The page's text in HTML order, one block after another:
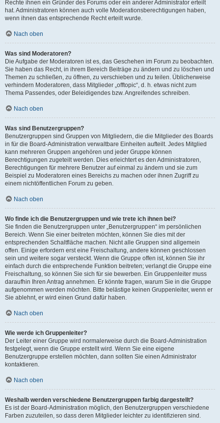
Rechte ihnen ein Gründer des Forums oder ein anderer Administrator erteilt
hat. Administratoren können auch volle Moderationsberechtigungen haben,
wenn ihnen das entsprechende Recht erteilt wurde.
Nach oben
Was sind Moderatoren?
Die Aufgabe der Moderatoren ist es, das Geschehen im Forum zu beobachten.
Sie haben das Recht, in ihrem Bereich Beiträge zu ändern und zu löschen und
Themen zu schließen, zu öffnen, zu verschieben und zu teilen. Üblicherweise
verhindern Moderatoren, dass Mitglieder „offtopic“, d. h. etwas nicht zum
Thema Passendes, oder Beleidigendes bzw. Angreifendes schreiben.
Nach oben
Was sind Benutzergruppen?
Benutzergruppen sind Gruppen von Mitgliedern, die die Mitglieder des Boards
in für die Board-Administration verwaltbare Einheiten aufteilt. Jedes Mitglied
kann mehreren Gruppen angehören und jeder Gruppe können
Berechtigungen zugeteilt werden. Dies erleichtert es den Administratoren,
Berechtigungen für mehrere Benutzer auf einmal zu ändern und sie zum
Beispiel zu Moderatoren eines Bereichs zu machen oder ihnen Zugriff zu
einem nichtöffentlichen Forum zu geben.
Nach oben
Wo finde ich die Benutzergruppen und wie trete ich ihnen bei?
Sie finden die Benutzergruppen unter „Benutzergruppen“ im persönlichen
Bereich. Wenn Sie einer beitreten möchten, können Sie dies mit der
entsprechenden Schaltfläche machen. Nicht alle Gruppen sind allgemein
offen. Einige erfordern erst eine Freischaltung, andere können geschlossen
sein und weitere sogar versteckt. Wenn die Gruppe offen ist, können Sie ihr
einfach durch die entsprechende Funktion beitreten; verlangt die Gruppe eine
Freischaltung, so können Sie sich für sie bewerben. Ein Gruppenleiter muss
daraufhin Ihren Antrag annehmen. Er könnte fragen, warum Sie in die Gruppe
aufgenommen werden möchten. Bitte belästige keinen Gruppenleiter, wenn er
Sie ablehnt, er wird einen Grund dafür haben.
Nach oben
Wie werde ich Gruppenleiter?
Der Leiter einer Gruppe wird normalerweise durch die Board-Administration
festgelegt, wenn die Gruppe erstellt wird. Wenn Sie eine eigene
Benutzergruppe erstellen möchten, dann sollten Sie einen Administrator
kontaktieren.
Nach oben
Weshalb werden verschiedene Benutzergruppen farbig dargestellt?
Es ist der Board-Administration möglich, den Benutzergruppen verschiedene
Farben zuzuteilen, so dass deren Mitglieder leichter zu identifizieren sind.